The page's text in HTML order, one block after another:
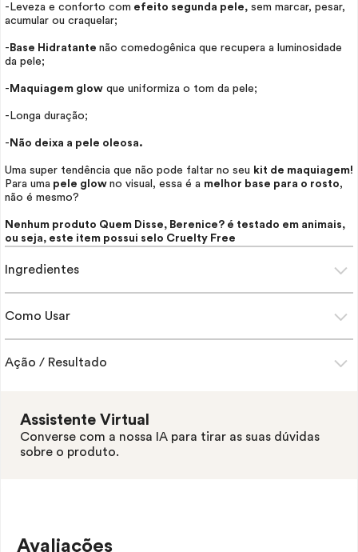
-Leveza e conforto com efeito segunda pele, sem marcar, pesar,
acumular ou craquelar;
- Base Hidratante não comedogênica que recupera a luminosidade
da pele;
- Maquiagem glow que uniformiza o tom da pele;
-Longa duração;
- Não deixa a pele oleosa.
Uma super tendência que não pode faltar no seu kit de maquiagem!
Para uma pele glow no visual, essa é a melhor base para o rosto,
não é mesmo?
Nenhum produto Quem Disse, Berenice? é testado em animais,
ou seja, este item possui selo Cruelty Free
Ingredientes
Como Usar
Ação / Resultado
Assistente Virtual
Converse com a nossa IA para tirar as suas dúvidas
sobre o produto.
Avaliações